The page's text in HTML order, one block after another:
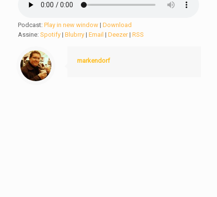
Podcast:Play in new window |Download
Assine:Spotify |Blubrry |Email |Deezer|RSS
markendorf